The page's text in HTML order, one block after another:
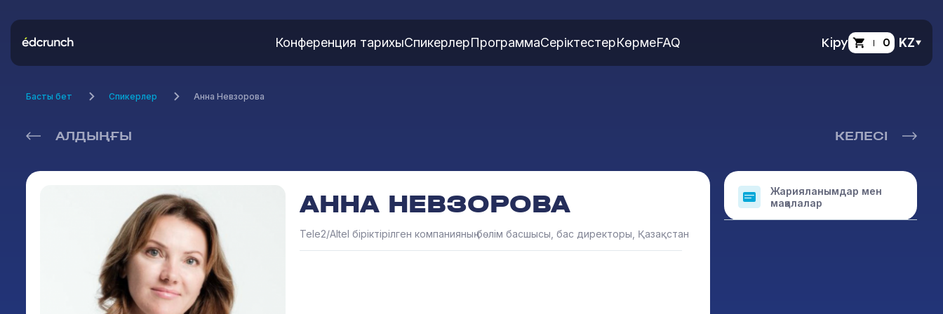
Конференция тарихыСпикерлерПрограммаСеріктестерКөрмеFAQ Кіру 0 KZ
Басты бет Спикерлер Анна Невзорова
АЛДЫҢҒЫ КЕЛЕСІ
АННА НЕВЗОРОВА
Tele2/Altel біріктірілген компанияның бөлім басшысы, бас директоры, Қазақстан
Жарияланымдар мен
мақалалар